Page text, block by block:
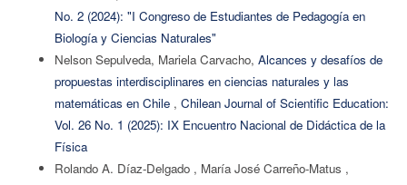
No. 2 (2024): "I Congreso de Estudiantes de Pedagogía en
Biología y Ciencias Naturales"
Nelson Sepulveda, Mariela Carvacho, Alcances y desafíos de
propuestas interdisciplinares en ciencias naturales y las
matemáticas en Chile , Chilean Journal of Scientific Education:
Vol. 26 No. 1 (2025): IX Encuentro Nacional de Didáctica de la
Física
Rolando A. Díaz-Delgado , María José Carreño-Matus ,